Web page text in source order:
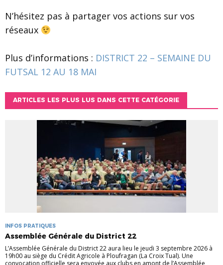
N’hésitez pas à partager vos actions sur vos
réseaux
Plus d’informations : DISTRICT 22 – SEMAINE DU
FUTSAL 12 AU 18 MAI
ARTICLES LES PLUS LUS DANS CETTE CATÉGORIE
INFOS PRATIQUES
Assemblée Générale du District 22
L’Assemblée Générale du District 22 aura lieu le jeudi 3 septembre 2026 à
19h00 au siège du Crédit Agricole à Ploufragan (La Croix Tual). Une